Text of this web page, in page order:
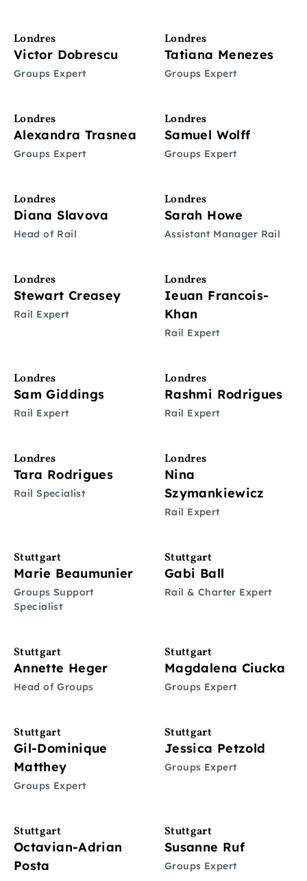
Londres
Victor Dobrescu
Groups Expert
Londres
Tatiana Menezes
Groups Expert
Londres
Alexandra Trasnea
Groups Expert
Londres
Samuel Wolff
Groups Expert
Londres
Diana Slavova
Head of Rail
Londres
Sarah Howe
Assistant Manager Rail
Londres
Stewart Creasey
Rail Expert
Londres
Ieuan Francois-
Khan
Rail Expert
Londres
Sam Giddings
Rail Expert
Londres
Rashmi Rodrigues
Rail Expert
Londres
Tara Rodrigues
Rail Specialist
Londres
Nina
Szymankiewicz
Rail Expert
Stuttgart
Marie Beaumunier
Groups Support
Specialist
Stuttgart
Gabi Ball
Rail & Charter Expert
Stuttgart
Annette Heger
Head of Groups
Stuttgart
Magdalena Ciucka
Groups Expert
Stuttgart
Gil-Dominique
Matthey
Groups Expert
Stuttgart
Jessica Petzold
Groups Expert
Stuttgart
Octavian-Adrian
Posta
Stuttgart
Susanne Ruf
Groups Expert